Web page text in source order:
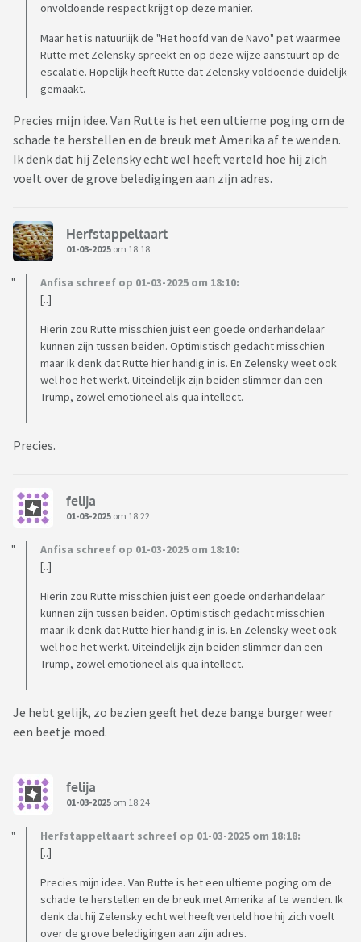
onvoldoende respect krijgt op deze manier.
Maar het is natuurlijk de "Het hoofd van de Navo" pet waarmee
Rutte met Zelensky spreekt en op deze wijze aanstuurt op de-
escalatie. Hopelijk heeft Rutte dat Zelensky voldoende duidelijk
gemaakt.
Precies mijn idee. Van Rutte is het een ultieme poging om de
schade te herstellen en de breuk met Amerika af te wenden.
Ik denk dat hij Zelensky echt wel heeft verteld hoe hij zich
voelt over de grove beledigingen aan zijn adres.
Herfstappeltaart
01-03-2025 om 18:18
Anfisa schreef op 01-03-2025 om 18:10:
[..]
Hierin zou Rutte misschien juist een goede onderhandelaar
kunnen zijn tussen beiden. Optimistisch gedacht misschien
maar ik denk dat Rutte hier handig in is. En Zelensky weet ook
wel hoe het werkt. Uiteindelijk zijn beiden slimmer dan een
Trump, zowel emotioneel als qua intellect.
Precies.
felija
01-03-2025 om 18:22
Anfisa schreef op 01-03-2025 om 18:10:
[..]
Hierin zou Rutte misschien juist een goede onderhandelaar
kunnen zijn tussen beiden. Optimistisch gedacht misschien
maar ik denk dat Rutte hier handig in is. En Zelensky weet ook
wel hoe het werkt. Uiteindelijk zijn beiden slimmer dan een
Trump, zowel emotioneel als qua intellect.
Je hebt gelijk, zo bezien geeft het deze bange burger weer
een beetje moed.
felija
01-03-2025 om 18:24
Herfstappeltaart schreef op 01-03-2025 om 18:18:
[..]
Precies mijn idee. Van Rutte is het een ultieme poging om de
schade te herstellen en de breuk met Amerika af te wenden. Ik
denk dat hij Zelensky echt wel heeft verteld hoe hij zich voelt
over de grove beledigingen aan zijn adres.